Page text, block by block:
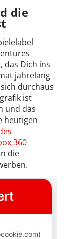
die
das Dich ins
jahrelang
durchaus
ist
und das
heutigen
360
die